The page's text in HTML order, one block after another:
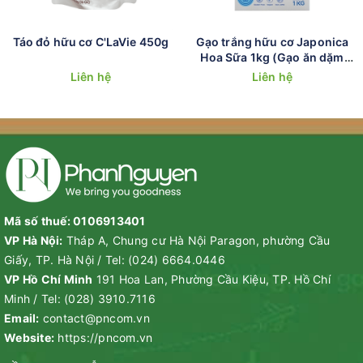
giãn tuyệt hảo.
dưỡng, cháo, ngũ cốc, salad, món tráng miệng hoặc các
loại bánh nướng để gia tăng hương vị và giá trị dinh
tiếp và nơi có độ ẩm cao.
Vuốt kín và chặt miệng túi zip sau mỗi lần sử dụng.
Đối tượng phù hợp sử dụng
Nhờ sự tinh khiết và an toàn tuyệt đối, sản phẩm là người bạn
đồng hành cho mọi thành viên:
Người làm việc văn phòng, người lao động trí óc thường
xuyên căng thẳng, mệt mỏi.
Người suy nhược cơ thể, người cao tuổi cần bổ sung dinh
Táo đỏ hữu cơ C'LaVie 450g
Liên hệ
Gạo trắng hữu cơ Japonica
Hoa Sữa 1kg (Gạo ăn dặm
cho bé)
Liên hệ
Mã số thuế: 0106913401
VP Hà Nội: Tháp A, Chung cư Hà Nội Paragon, phường Cầu
Giấy, TP. Hà Nội / Tel: (024) 6664.0446
VP Hồ Chí Minh 191 Hoa Lan, Phường Cầu Kiệu, TP. Hồ Chí
Minh / Tel: (028) 3910.7116
Email: contact@pncom.vn
Website: https://pncom.vn